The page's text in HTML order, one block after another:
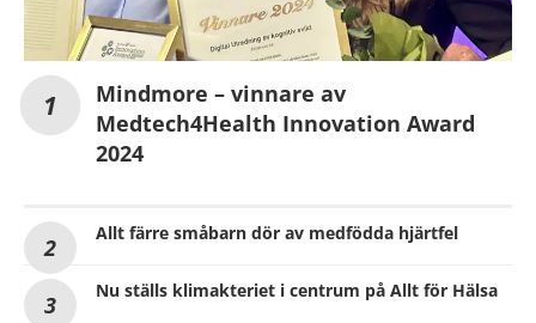
Mindmore – vinnare av
Medtech4Health Innovation Award
2024
Allt färre småbarn dör av medfödda hjärtfel
Nu ställs klimakteriet i centrum på Allt för Hälsa